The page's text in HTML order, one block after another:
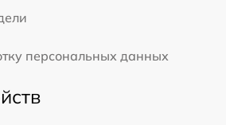
персональных данных